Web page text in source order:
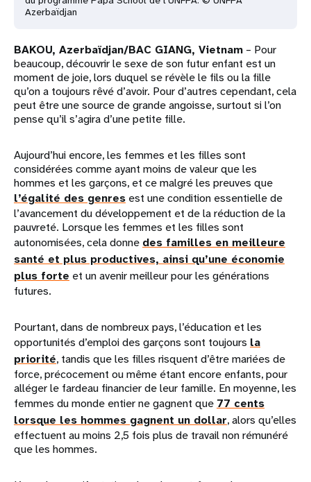
Azerbaïdjan
BAKOU, Azerbaïdjan/BAC GIANG, Vietnam – Pour
beaucoup, découvrir le sexe de son futur enfant est un
moment de joie, lors duquel se révèle le fils ou la fille
qu’on a toujours rêvé d’avoir. Pour d’autres cependant, cela
peut être une source de grande angoisse, surtout si l’on
pense qu’il s’agira d’une petite fille.
Aujourd’hui encore, les femmes et les filles sont
considérées comme ayant moins de valeur que les
hommes et les garçons, et ce malgré les preuves que
l’égalité des genres est une condition essentielle de
l’avancement du développement et de la réduction de la
pauvreté. Lorsque les femmes et les filles sont
autonomisées, cela donne des familles en meilleure
santé et plus productives, ainsi qu’une économie
plus forte et un avenir meilleur pour les générations
futures.
Pourtant, dans de nombreux pays, l’éducation et les
opportunités d’emploi des garçons sont toujours la
priorité, tandis que les filles risquent d’être mariées de
force, précocement ou même étant encore enfants, pour
alléger le fardeau financier de leur famille. En moyenne, les
femmes du monde entier ne gagnent que 77 cents
lorsque les hommes gagnent un dollar, alors qu’elles
effectuent au moins 2,5 fois plus de travail non rémunéré
que les hommes.